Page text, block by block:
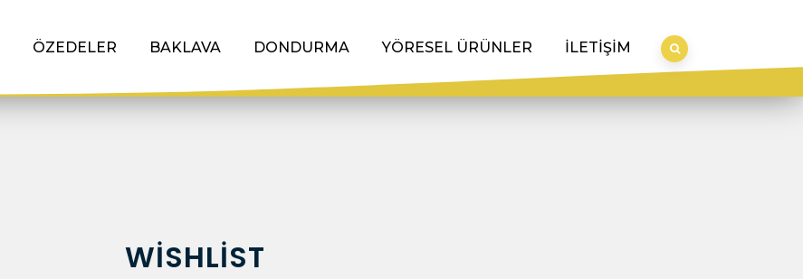
ÖZEDELER BAKLAVA DONDURMA YÖRESEL ÜRÜNLER İLETİŞİM
WISHLIST